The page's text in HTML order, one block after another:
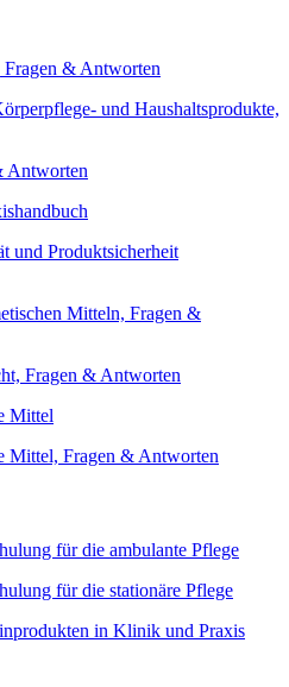
& Antworten
und Haushaltsprodukte,
Antworten
und Produktsicherheit
Mitteln, Fragen &
Fragen & Antworten
Mittel
Mittel, Fragen & Antworten
für die ambulante Pflege
für die stationäre Pflege
in Klinik und Praxis